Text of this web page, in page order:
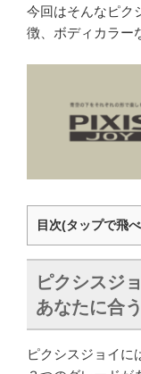
今回はそんなピク
徴、ボディカラー
目次(タップで飛
ピクシスジ
あなたに合
ピクシスジョイに